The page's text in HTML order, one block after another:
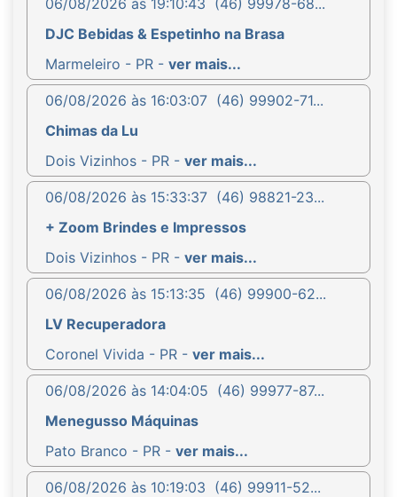
DJC Bebidas & Espetinho na Brasa
Marmeleiro - PR - ver mais...
06/08/2026 às 16:03:07 (46) 99902-71...
Chimas da Lu
Dois Vizinhos - PR - ver mais...
06/08/2026 às 15:33:37 (46) 98821-23...
+ Zoom Brindes e Impressos
Dois Vizinhos - PR - ver mais...
06/08/2026 às 15:13:35 (46) 99900-62...
LV Recuperadora
Coronel Vivida - PR - ver mais...
06/08/2026 às 14:04:05 (46) 99977-87...
Menegusso Máquinas
Pato Branco - PR - ver mais...
06/08/2026 às 10:19:03 (46) 99911-52...